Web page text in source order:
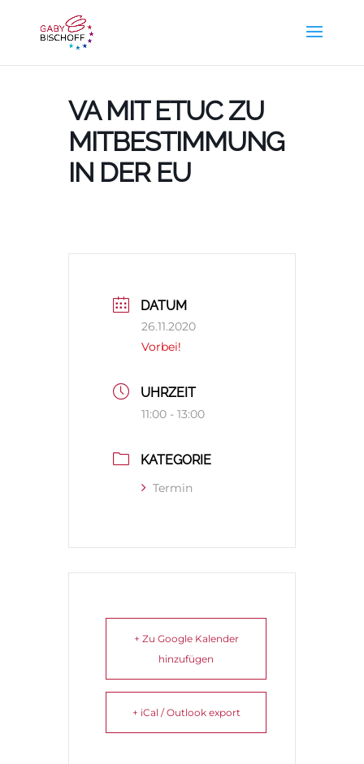
VA MIT ETUC ZU
MITBESTIMMUNG
IN DER EU
DATUM
26.11.2020
Vorbei!
UHRZEIT
11:00 - 13:00
KATEGORIE
Termin
+ Zu Google Kalender
hinzufügen
+ iCal / Outlook export